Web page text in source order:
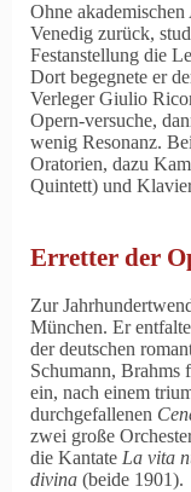
Ohne
Venedig zurück,
Festanstellung die
Dort begegnete er
Verleger Giulio
Opern-versuche,
wenig Resonanz.
Oratorien, dazu
Quintett) und
Erretter der
Zur
München. Er
der deutschen
Schumann, Brahms
ein, nach einem
durchgefallenen
zwei große
die Kantate La vita
divina (beide 1901).